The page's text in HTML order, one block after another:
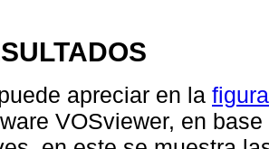
apreciar en la
VOSviewer, en